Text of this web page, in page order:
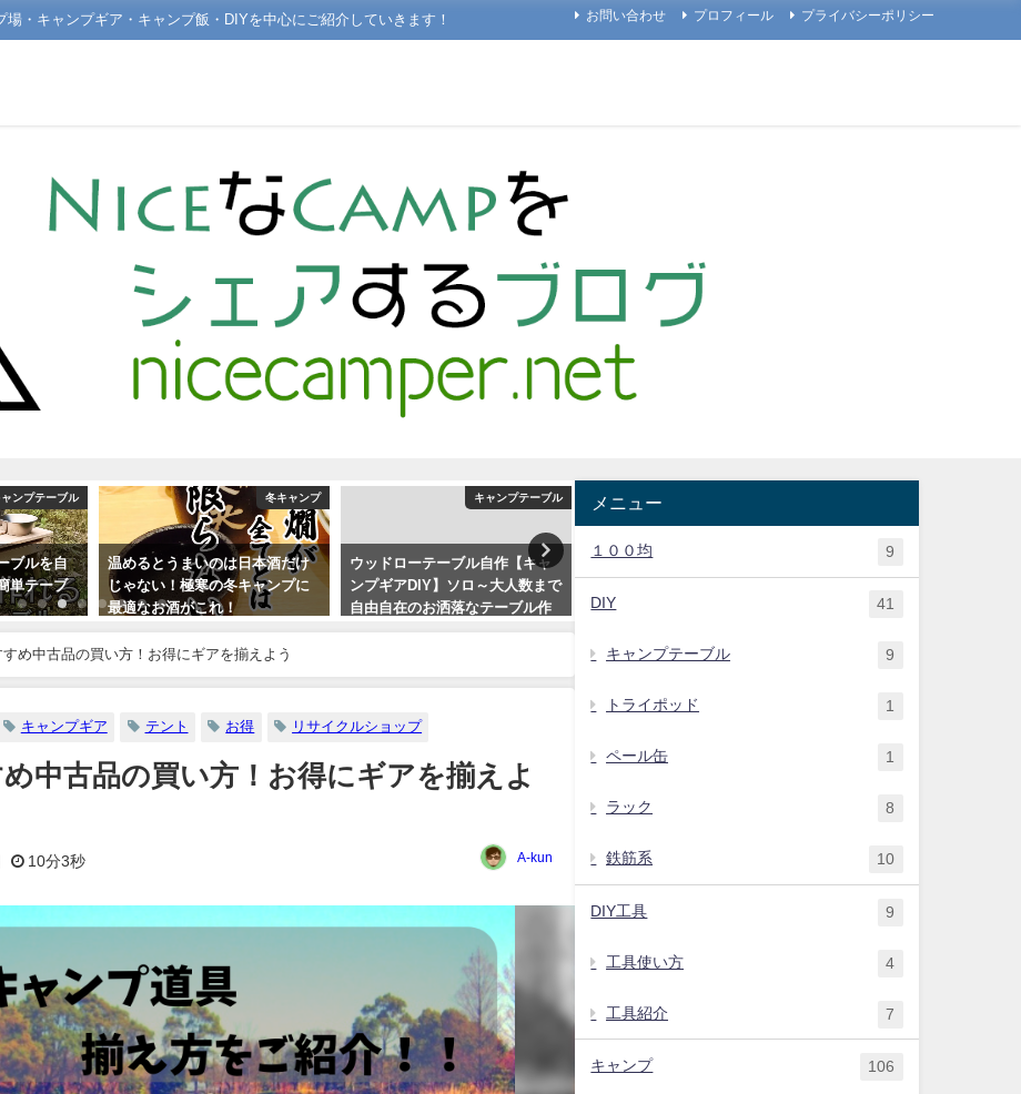
・キャンプギア・キャンプ飯・DIYを中心にご紹介していきます！ お問い合わせ プロフィール プライバシーポリシー
ャンプテーブル
ブルを自
単テーブ
冬キャンプ
温めるとうまいのは日本酒だけ
じゃない！極寒の冬キャンプに
最適なお酒がこれ！
キャンプテーブル
ウッドローテーブル自作【キャ
ンプギアDIY】ソロ～大人数まで
自由自在のお洒落なテーブル作
り
鉄筋で作るコンパクトなスキレ
するおすすめシュラフ
め中古品の買い方！お得にギアを揃えよう
キャンプギア テント お得 リサイクルショップ
中古品の買い方！お得にギアを揃えよ
10分3秒 A-kun
メニュー
１００均 9
DIY 41
キャンプテーブル 9
トライポッド 1
ペール缶 1
ラック 8
鉄筋系 10
DIY工具 9
工具使い方 4
工具紹介 7
キャンプ 106